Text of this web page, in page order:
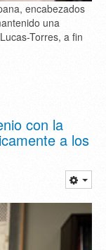
encabezados
una
Torres, a fin
con la
a los